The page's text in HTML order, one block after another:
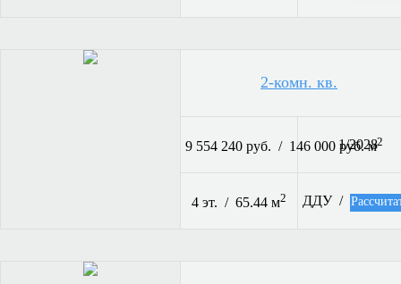
2-комн. кв.
9 554 240 руб. / 146 000 руб. м2
1/2028
4 эт. / 65.44 м2 ДДУ /